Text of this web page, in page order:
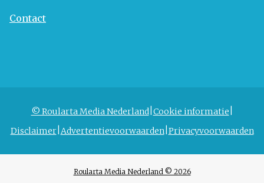
Contact
© Roularta Media Nederland Cookie informatie
Disclaimer Advertentievoorwaarden Privacyvoorwaarden
Roularta Media Nederland © 2026